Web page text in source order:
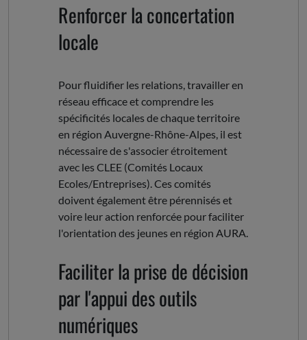
Renforcer la concertation
locale
Pour fluidifier les relations, travailler en
réseau efficace et comprendre les
spécificités locales de chaque territoire
en région Auvergne-Rhône-Alpes, il est
nécessaire de s'associer étroitement
avec les CLEE (Comités Locaux
Ecoles/Entreprises). Ces comités
doivent également être pérennisés et
voire leur action renforcée pour faciliter
l'orientation des jeunes en région AURA.
Faciliter la prise de décision
par l'appui des outils
numériques